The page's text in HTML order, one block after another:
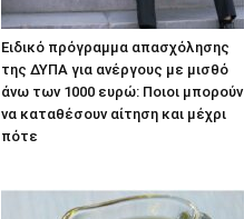
Ειδικό πρόγραμμα απασχόλησης
της ΔΥΠΑ για ανέργους με μισθό
άνω των 1000 ευρώ: Ποιοι μπορούν
να καταθέσουν αίτηση και μέχρι
πότε